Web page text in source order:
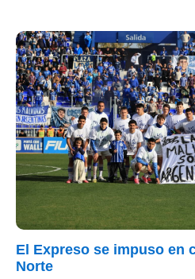
El Expreso se impuso en
Norte